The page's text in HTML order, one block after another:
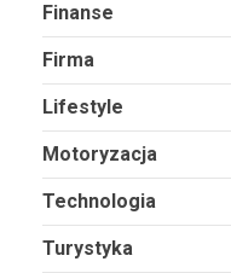
Finanse
Firma
Lifestyle
Motoryzacja
Technologia
Turystyka